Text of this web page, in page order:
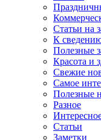
Статьи на
К
Полезные
Красота и
Свежие
Самое
Полезные
Разное
Статьи
Заметки